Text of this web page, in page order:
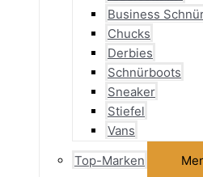
Business
Chucks
Derbies
Schnürboots
Sneaker
Stiefel
Vans
Top-Marken